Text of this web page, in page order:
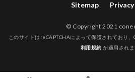
Sitemap
© Copyright 2021
このサイトはreCAPTCHAによって保護されており
利用規約 が適用されま